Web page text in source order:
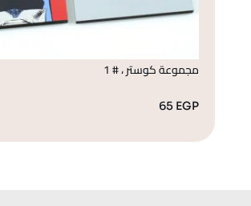
مجموعة كوستر ، # 1
65 EGP